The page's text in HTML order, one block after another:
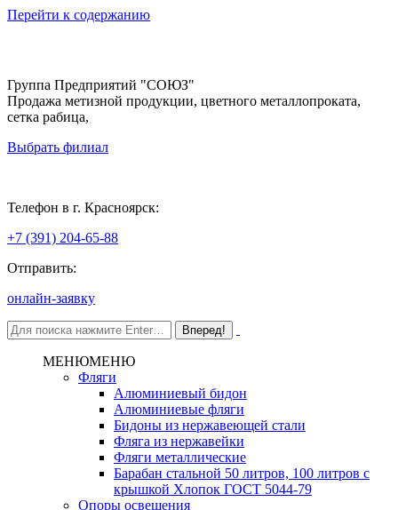
Перейти к содержанию
Группа Предприятий "СОЮЗ"
Продажа метизной продукции, цветного металлопроката,
сетка рабица,
Выбрать филиал
Телефон в г. Красноярск:
+7 (391) 204-65-88
Отправить:
онлайн-заявку
МЕНЮМЕНЮ
Фляги
Алюминиевый бидон
Алюминиевые фляги
Бидоны из нержавеющей стали
Фляга из нержавейки
Фляги металлические
Барабан стальной 50 литров, 100 литров с
крышкой Хлопок ГОСТ 5044-79
Опоры освещения